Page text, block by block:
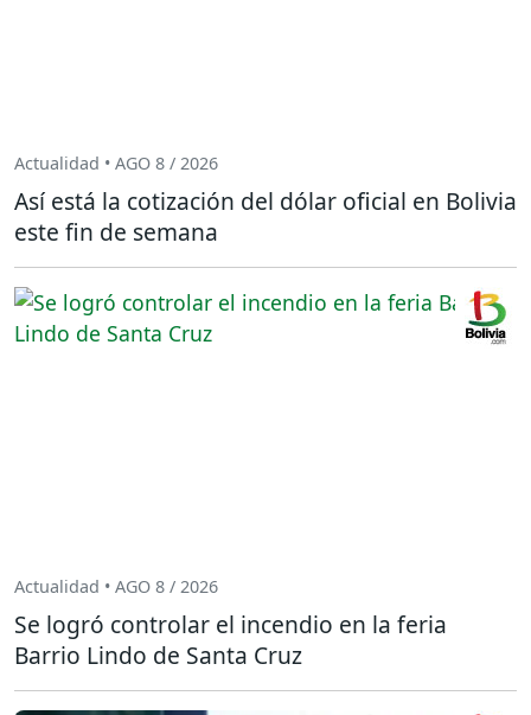
Actualidad • AGO 8 / 2026
Así está la cotización del dólar oficial en Bolivia
este fin de semana
Actualidad • AGO 8 / 2026
Se logró controlar el incendio en la feria
Barrio Lindo de Santa Cruz